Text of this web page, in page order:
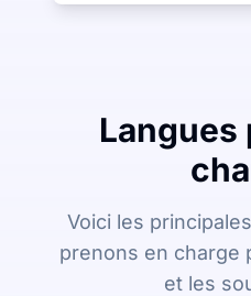
Langues
Voici les
prenons en charge
et les